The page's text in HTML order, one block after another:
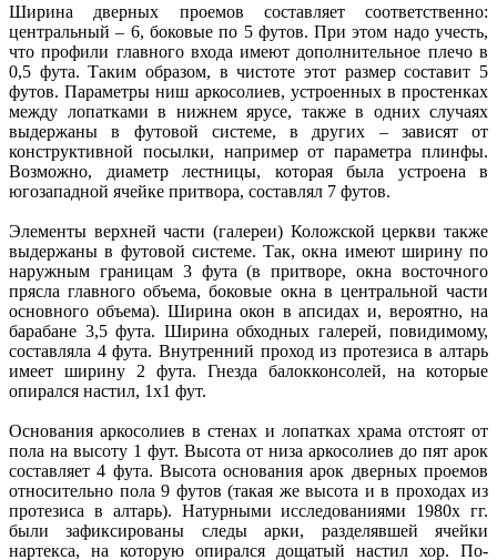
Ширина дверных проемов составляет соответственно:
центральный – 6, боковые по 5 футов. При этом надо учесть,
что профили главного входа имеют дополнительное плечо в
0,5 фута. Таким образом, в чистоте этот размер составит 5
футов. Параметры ниш аркосолиев, устроенных в простенках
между лопатками в нижнем ярусе, также в одних случаях
выдержаны в футовой системе, в других – зависят от
конструктивной посылки, например от параметра плинфы.
Возможно, диаметр лестницы, которая была устроена в
югозападной ячейке притвора, составлял 7 футов.
Элементы верхней части (галереи) Коложской церкви также
выдержаны в футовой системе. Так, окна имеют ширину по
наружным границам 3 фута (в притворе, окна восточного
прясла главного объема, боковые окна в центральной части
основного объема). Ширина окон в апсидах и, вероятно, на
барабане 3,5 фута. Ширина обходных галерей, повидимому,
составляла 4 фута. Внутренний проход из протезиса в алтарь
имеет ширину 2 фута. Гнезда балок­консолей, на которые
опирался настил, 1х1 фут.
Основания аркосолиев в стенах и лопатках храма отстоят от
пола на высоту 1 фут. Высота от низа аркосолиев до пят арок
составляет 4 фута. Высота основания арок дверных проемов
относительно пола 9 футов (такая же высота и в проходах из
протезиса в алтарь). Натурными исследованиями 1980х гг.
были зафиксированы следы арки, разделявшей ячейки
нартекса, на которую опирался дощатый настил хор. По­